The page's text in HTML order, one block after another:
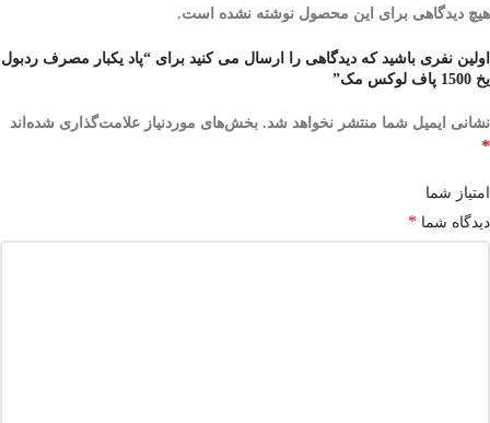
هیچ دیدگاهی برای این محصول نوشته نشده است.
اولین نفری باشید که دیدگاهی را ارسال می کنید برای “پاد یکبار مصرف ردبول
یخ 1500 پاف لوکس مک”
نشانی ایمیل شما منتشر نخواهد شد. بخش‌های موردنیاز علامت‌گذاری شده‌اند
*
امتیاز شما
دیدگاه شما *